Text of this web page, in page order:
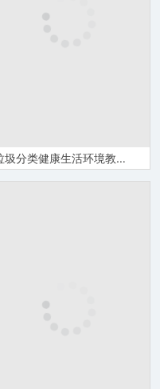
垃圾分类健康生活环境教育主题PPT模板